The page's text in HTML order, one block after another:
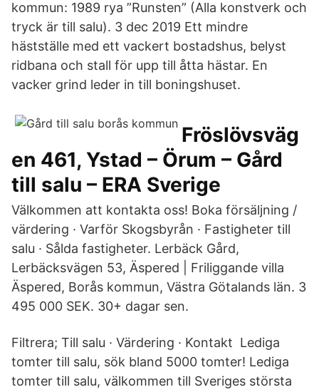
kommun: 1989 rya ”Runsten” (Alla konstverk och
tryck är till salu). 3 dec 2019 Ett mindre
hästställe med ett vackert bostadshus, belyst
ridbana och stall för upp till åtta hästar. En
vacker grind leder in till boningshuset.
Fröslövsväg
en 461, Ystad – Örum – Gård
till salu – ERA Sverige
Välkommen att kontakta oss! Boka försäljning /
värdering · Varför Skogsbyrån · Fastigheter till
salu · Sålda fastigheter. Lerbäck Gård,
Lerbäcksvägen 53, Äspered | Friliggande villa
Äspered, Borås kommun, Västra Götalands län. 3
495 000 SEK. 30+ dagar sen.
Filtrera; Till salu · Värdering · Kontakt Lediga
tomter till salu, sök bland 5000 tomter! Lediga
tomter till salu, välkommen till Sveriges största